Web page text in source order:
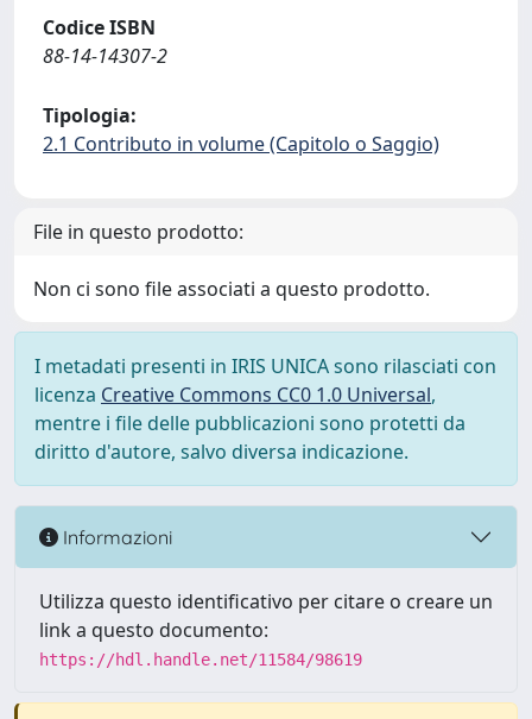
Codice ISBN
88-14-14307-2
Tipologia:
2.1 Contributo in volume (Capitolo o Saggio)
File in questo prodotto:
Non ci sono file associati a questo prodotto.
I metadati presenti in IRIS UNICA sono rilasciati con
licenza Creative Commons CC0 1.0 Universal,
mentre i file delle pubblicazioni sono protetti da
diritto d'autore, salvo diversa indicazione.
Informazioni
Utilizza questo identificativo per citare o creare un
link a questo documento:
https://hdl.handle.net/11584/98619